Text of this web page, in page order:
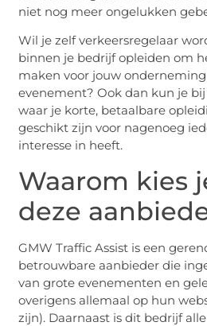
niet nog meer ongelukken
Wil je zelf verkeersregelaar
binnen je bedrijf opleiden om
maken voor jouw
evenement? Ook dan kun je
waar je korte, betaalbare
geschikt zijn voor nagenoeg
interesse in heeft.
Waarom kies
deze
GMW Traffic Assist is een
betrouwbare aanbieder die
van grote evenementen en
overigens allemaal op hun
zijn). Daarnaast is dit bedrijf